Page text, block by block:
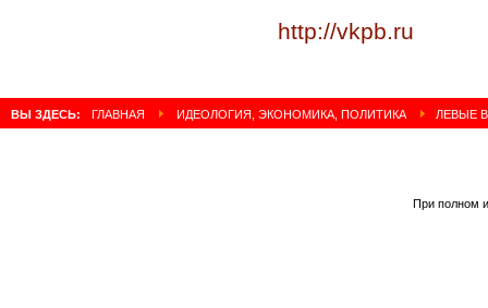
http://vkpb.ru
ВЫ ЗДЕСЬ: ГЛАВНАЯ ИДЕОЛОГИЯ, ЭКОНОМИКА, ПОЛИТИКА ЛЕВЫЕ
При полном